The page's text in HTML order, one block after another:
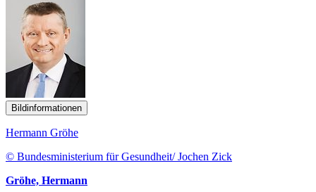
Bildinformationen
Hermann Gröhe
© Bundesministerium für Gesundheit/ Jochen Zick
Gröhe, Hermann